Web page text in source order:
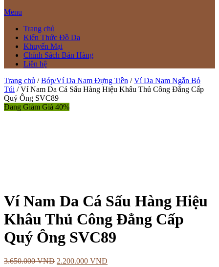
Menu
Trang chủ
Kiến Thức Đồ Da
Khuyến Mại
Chính Sách Bán Hàng
Liên hệ
Trang chủ /Bóp/Ví Da Nam Đựng Tiền /Ví Da Nam Ngắn Bỏ
Túi / Ví Nam Da Cá Sấu Hàng Hiệu Khâu Thủ Công Đẳng Cấp
Quý Ông SVC89
Đang Giảm Giá 40%
Ví Nam Da Cá Sấu Hàng Hiệu
Khâu Thủ Công Đẳng Cấp
Quý Ông SVC89
3.650.000VNĐ 2.200.000 VNĐ